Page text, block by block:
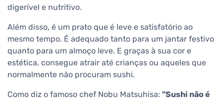
digerível e nutritivo.
Além disso, é um prato que é leve e satisfatório ao
mesmo tempo. É adequado tanto para um jantar festivo
quanto para um almoço leve. E graças à sua cor e
estética, consegue atrair até crianças ou aqueles que
normalmente não procuram sushi.
Como diz o famoso chef Nobu Matsuhisa: "Sushi não é